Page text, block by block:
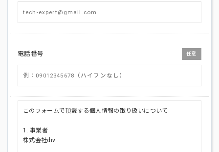
電話番号 任意
このフォームで頂戴する個人情報の取り扱いについて
1. 事業者
株式会社div